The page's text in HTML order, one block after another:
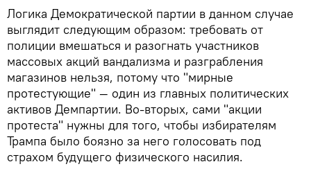
Логика Демократической партии в данном случае
выглядит следующим образом: требовать от
полиции вмешаться и разогнать участников
массовых акций вандализма и разграбления
магазинов нельзя, потому что "мирные
протестующие" — один из главных политических
активов Демпартии. Во-вторых, сами "акции
протеста" нужны для того, чтобы избирателям
Трампа было боязно за него голосовать под
страхом будущего физического насилия.